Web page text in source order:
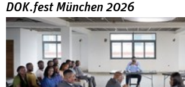
DOK.fest München 2026